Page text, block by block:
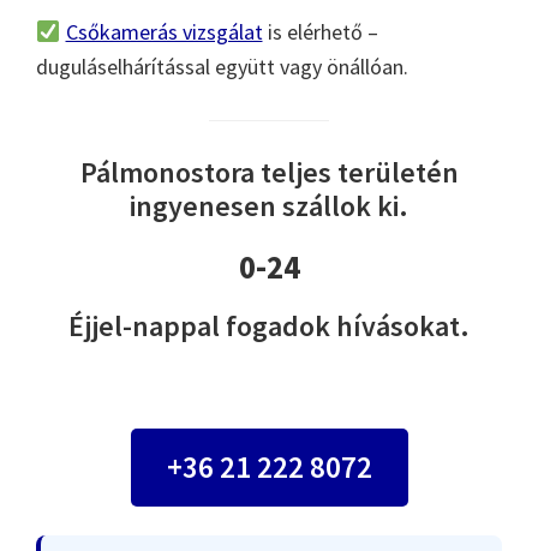
Csőkamerás vizsgálatis elérhető –
duguláselhárítással együtt vagy önállóan.
Pálmonostora teljes területén
ingyenesen szállok ki.
0-24
Éjjel-nappal fogadok hívásokat.
+36 21 222 8072